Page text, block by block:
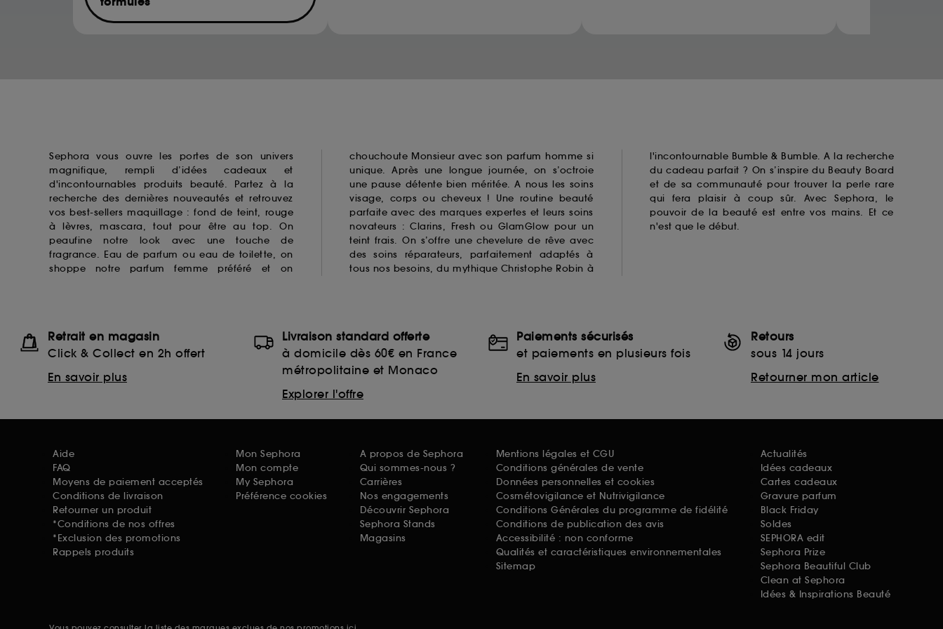
Sephora vous ouvre les portes de son univers
magnifique, rempli d’idées cadeaux et
d'incontournables produits beauté. Partez à la
recherche des dernières nouveautés et retrouvez
vos best-sellers maquillage : fond de teint, rouge
à lèvres, mascara, tout pour être au top. On
peaufine notre look avec une touche de
fragrance. Eau de parfum ou eau de toilette, on
shoppe notre parfum femme préféré et on
chouchoute Monsieur avec son parfum homme si
unique. Après une longue journée, on s’octroie
une pause détente bien méritée. A nous les soins
visage, corps ou cheveux ! Une routine beauté
parfaite avec des marques expertes et leurs soins
novateurs : Clarins, Fresh ou GlamGlow pour un
teint frais. On s’offre une chevelure de rêve avec
des soins réparateurs, parfaitement adaptés à
tous nos besoins, du mythique Christophe Robin à
l'incontournable Bumble & Bumble. A la recherche
du cadeau parfait ? On s’inspire du Beauty Board
et de sa communauté pour trouver la perle rare
qui fera plaisir à coup sûr. Avec Sephora, le
pouvoir de la beauté est entre vos mains. Et ce
n'est que le début.
Retrait en magasin
Click & Collect en 2h offert
En savoir plus
Livraison standard offerte
à domicile dès 60€ en France
métropolitaine et Monaco
Explorer l'offre
Paiements sécurisés
et paiements en plusieurs fois
En savoir plus
Retours
sous 14 jours
Retourner mon article
Aide
FAQ
Moyens de paiement acceptés
Conditions de livraison
Retourner un produit
*Conditions de nos offres
*Exclusion des promotions
Rappels produits
Mon Sephora
Mon compte
My Sephora
Préférence cookies
A propos de Sephora
Qui sommes-nous ?
Carrières
Nos engagements
Découvrir Sephora
Sephora Stands
Magasins
Mentions légales et CGU
Conditions générales de vente
Données personnelles et cookies
Cosmétovigilance et Nutrivigilance
Conditions Générales du programme de fidélité
Conditions de publication des avis
Accessibilité : non conforme
Qualités et caractéristiques environnementales
Sitemap
Actualités
Idées cadeaux
Cartes cadeaux
Gravure parfum
Black Friday
Soldes
SEPHORA edit
Sephora Prize
Sephora Beautiful Club
Clean at Sephora
Idées & Inspirations Beauté
de votre activité en ligne ou en magasin. Pour refuser tous les cookies, cliques sur "continuer sans accepter". Voous pouvez à tout moment choisir
de retirer votrte consentement. Si vous souhaitez obtenir plus d'information sur les cookies utilisés,